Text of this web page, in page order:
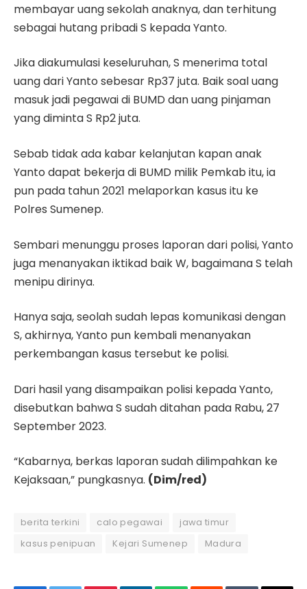
membayar uang sekolah anaknya, dan terhitung
sebagai hutang pribadi S kepada Yanto.
Jika diakumulasi keseluruhan, S menerima total
uang dari Yanto sebesar Rp37 juta. Baik soal uang
masuk jadi pegawai di BUMD dan uang pinjaman
yang diminta S Rp2 juta.
Sebab tidak ada kabar kelanjutan kapan anak
Yanto dapat bekerja di BUMD milik Pemkab itu, ia
pun pada tahun 2021 melaporkan kasus itu ke
Polres Sumenep.
Sembari menunggu proses laporan dari polisi, Yanto
juga menanyakan iktikad baik W, bagaimana S telah
menipu dirinya.
Hanya saja, seolah sudah lepas komunikasi dengan
S, akhirnya, Yanto pun kembali menanyakan
perkembangan kasus tersebut ke polisi.
Dari hasil yang disampaikan polisi kepada Yanto,
disebutkan bahwa S sudah ditahan pada Rabu, 27
September 2023.
“Kabarnya, berkas laporan sudah dilimpahkan ke
Kejaksaan,” pungkasnya. (Dim/red)
berita terkini calo pegawai
jawa timur
kasus penipuan
Kejari Sumenep Madura